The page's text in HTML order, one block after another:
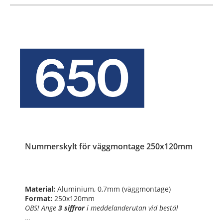
Nummerskylt för väggmontage 250x120mm
Material: Aluminium, 0,7mm (väggmontage)
Format: 250x120mm
OBS! Ange 3 siffrori meddelanderutan vid bestäl
…